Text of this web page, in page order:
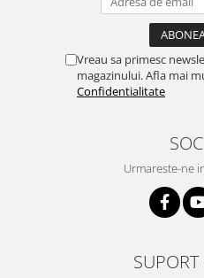
Vreau sa primesc
magazinului. Afla mai
Confidentialitate
Urmareste-ne
SUPORT